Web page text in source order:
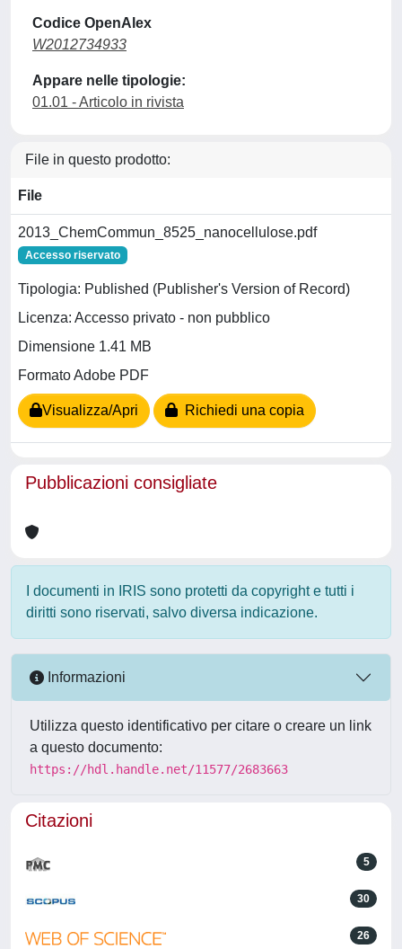
Codice OpenAlex
W2012734933
Appare nelle tipologie:
01.01 - Articolo in rivista
File in questo prodotto:
File
2013_ChemCommun_8525_nanocellulose.pdf
Accesso riservato
Tipologia: Published (Publisher's Version of Record)
Licenza: Accesso privato - non pubblico
Dimensione 1.41 MB
Formato Adobe PDF
Visualizza/Apri Richiedi una copia
Pubblicazioni consigliate
I documenti in IRIS sono protetti da copyright e tutti i
diritti sono riservati, salvo diversa indicazione.
Informazioni
Utilizza questo identificativo per citare o creare un link
a questo documento:
https://hdl.handle.net/11577/2683663
Citazioni
5
30
26